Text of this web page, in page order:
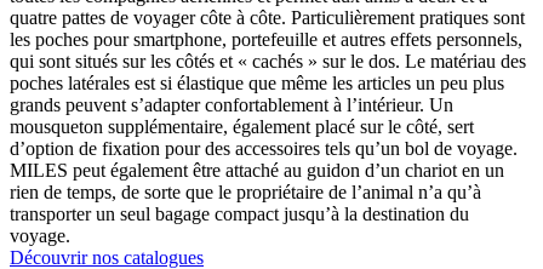
quatre pattes de voyager côte à côte. Particulièrement pratiques sont
les poches pour smartphone, portefeuille et autres effets personnels,
qui sont situés sur les côtés et « cachés » sur le dos. Le matériau des
poches latérales est si élastique que même les articles un peu plus
grands peuvent s’adapter confortablement à l’intérieur. Un
mousqueton supplémentaire, également placé sur le côté, sert
d’option de fixation pour des accessoires tels qu’un bol de voyage.
MILES peut également être attaché au guidon d’un chariot en un
rien de temps, de sorte que le propriétaire de l’animal n’a qu’à
transporter un seul bagage compact jusqu’à la destination du
voyage.
Découvrir nos catalogues